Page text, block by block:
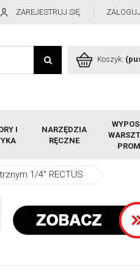
ZAREJESTRUJ SIĘ
Koszyk:
I
NARZĘDZIA
RĘCZNE
1/4" RECTUS